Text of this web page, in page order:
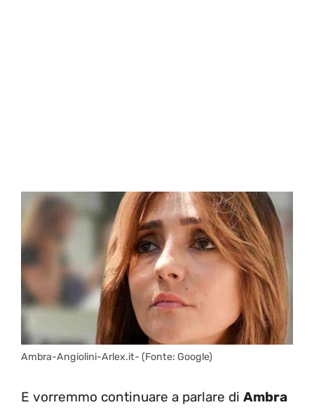
Ambra-Angiolini-Arlex.it- (Fonte: Google)
E vorremmo continuare a parlare di Ambra